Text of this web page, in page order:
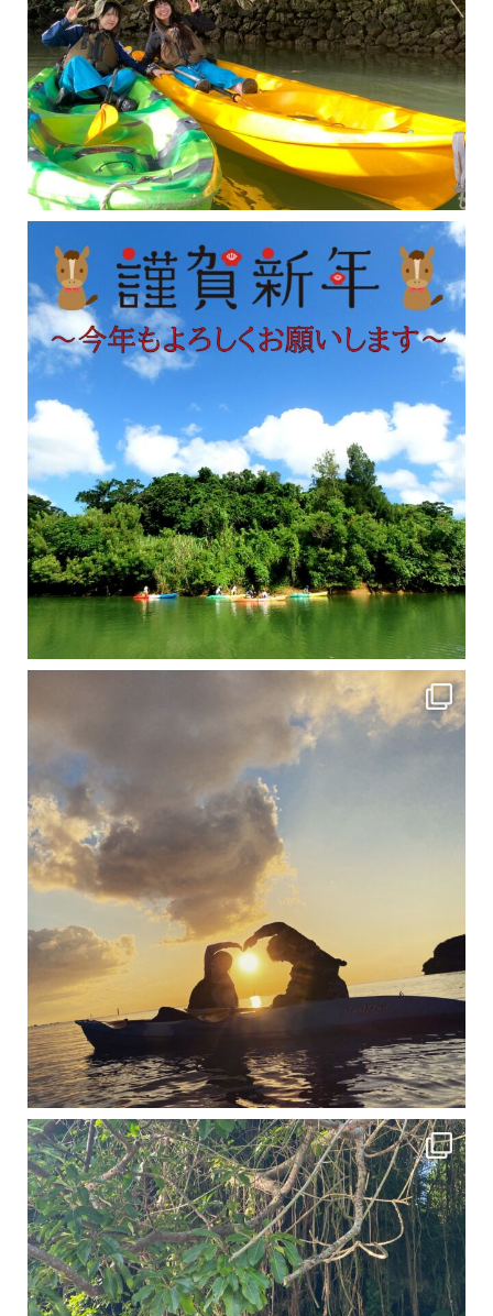
修学旅行シーズンも終わり、一気に冷え込んできました。 2025年今年もあっという間に終
12月に入り、沖縄も流石に半袖では過ごせなくなってきました
ですが、日中はまだ20℃